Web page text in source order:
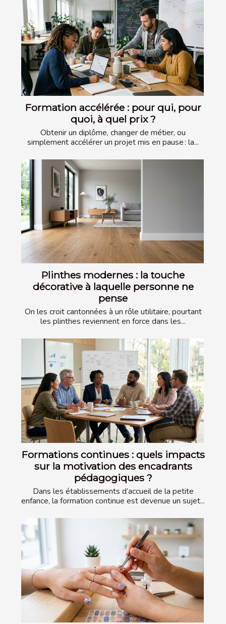
Formation accélérée : pour qui, pour
quoi, à quel prix ?
Obtenir un diplôme, changer de métier, ou
simplement accélérer un projet mis en pause : la...
Plinthes modernes : la touche
décorative à laquelle personne ne
pense
On les croit cantonnées à un rôle utilitaire, pourtant
les plinthes reviennent en force dans les...
Formations continues : quels impacts
sur la motivation des encadrants
pédagogiques ?
Dans les établissements d’accueil de la petite
enfance, la formation continue est devenue un sujet...